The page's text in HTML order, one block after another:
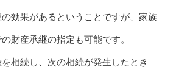
効果があるということですが、家族
財産承継の指定も可能です。
相続し、次の相続が発生したとき